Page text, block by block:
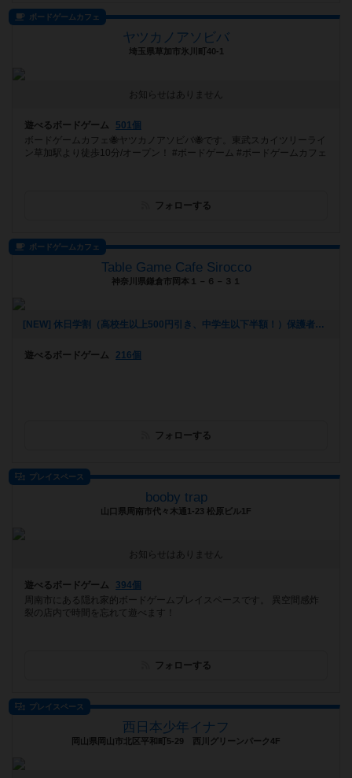
ボードゲームカフェ
ヤツカノアソビバ
埼玉県草加市氷川町40-1
お知らせはありません
遊べるボードゲーム
501個
ボードゲームカフェ🐝ヤツカノアソビバ🐝です。東武スカイツリーライ
ン草加駅より徒歩10分/オープン！ #ボードゲーム #ボードゲームカフェ
フォローする
ボードゲームカフェ
Table Game Cafe Sirocco
神奈川県鎌倉市岡本１－６－３１
[NEW] 休日学割（高校生以上500円引き、中学生以下半額！）保護者同伴で小学生無料サービス開始！（2024年01月16日 14時55分）
遊べるボードゲーム 216個
フォローする
プレイスペース
booby trap
山口県周南市代々木通1-23 松原ビル1F
お知らせはありません
遊べるボードゲーム
394個
周南市にある隠れ家的ボードゲームプレイスペースです。 異空間感炸
裂の店内で時間を忘れて遊べます！
フォローする
プレイスペース
西日本少年イナフ
岡山県岡山市北区平和町5-29 西川グリーンパーク4F